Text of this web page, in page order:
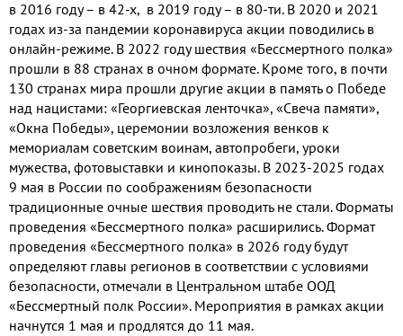
в 2016 году – в 42-х, в 2019 году – в 80-ти. В 2020 и 2021
годах из-за пандемии коронавируса акции поводились в
онлайн-режиме. В 2022 году шествия «Бессмертного полка»
прошли в 88 странах в очном формате. Кроме того, в почти
130 странах мира прошли другие акции в память о Победе
над нацистами: «Георгиевская ленточка», «Свеча памяти»,
«Окна Победы», церемонии возложения венков к
мемориалам советским воинам, автопробеги, уроки
мужества, фотовыставки и кинопоказы. В 2023-2025 годах
9 мая в России по соображениям безопасности
традиционные очные шествия проводить не стали. Форматы
проведения «Бессмертного полка» расширились. Формат
проведения «Бессмертного полка» в 2026 году будут
определяют главы регионов в соответствии с условиями
безопасности, отмечали в Центральном штабе ООД
«Бессмертный полк России». Мероприятия в рамках акции
начнутся 1 мая и продлятся до 11 мая.